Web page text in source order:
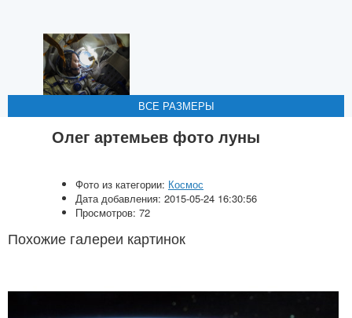
ВСЕ РАЗМЕРЫ
ВСЕ РАЗМЕРЫ
ВСЕ РАЗМЕРЫ
ВСЕ РАЗМЕРЫ
ВСЕ РАЗМЕРЫ
Олег артемьев фото луны
Фото из категории: Космос
Дата добавления: 2015-05-24 16:30:56
Просмотров: 72
Похожие галереи картинок